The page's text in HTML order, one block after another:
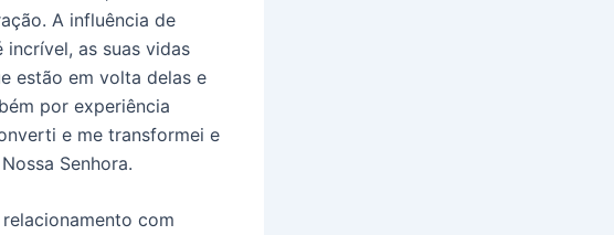
A influência de
incrível, as suas vidas
estão em volta delas e
por experiência
e me transformei e
Senhora.
com